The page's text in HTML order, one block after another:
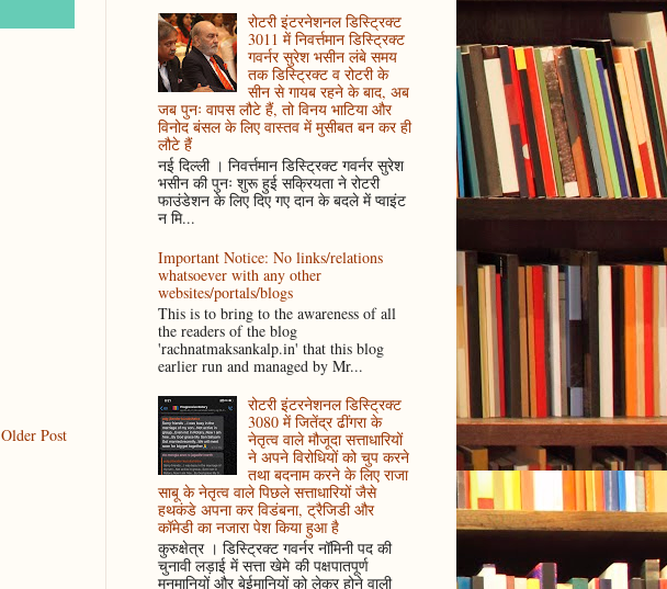
Older Post
रोटरी इंटरनेशनल डिस्ट्रिक्ट
3011 में निवर्त्तमान डिस्ट्रिक्ट
गवर्नर सुरेश भसीन लंबे समय
तक डिस्ट्रिक्ट व रोटरी के
सीन से गायब रहने के बाद, अब
जब पुनः वापस लौटे हैं, तो विनय भाटिया और
विनोद बंसल के लिए वास्तव में मुसीबत बन कर ही
लौटे हैं
नई दिल्ली । निवर्त्तमान डिस्ट्रिक्ट गवर्नर सुरेश
भसीन की पुनः शुरू हुई सक्रियता ने रोटरी
फाउंडेशन के लिए दिए गए दान के बदले में प्वाइंट
न मि...
Important Notice: No links/relations
whatsoever with any other
websites/portals/blogs
This is to bring to the awareness of all
the readers of the blog
'rachnatmaksankalp.in' that this blog
earlier run and managed by Mr...
रोटरी इंटरनेशनल डिस्ट्रिक्ट
3080 में जितेंद्र ढींगरा के
नेतृत्व वाले मौजूदा सत्ताधारियों
ने अपने विरोधियों को चुप करने
तथा बदनाम करने के लिए राजा
साबू के नेतृत्व वाले पिछले सत्ताधारियों जैसे
हथकंडे अपना कर विडंबना, ट्रैजिडी और
कॉमेडी का नजारा पेश किया हुआ है
कुरुक्षेत्र । डिस्ट्रिक्ट गवर्नर नॉमिनी पद की
चुनावी लड़ाई में सत्ता खेमे की पक्षपातपूर्ण
मनमानियों और बेईमानियों को लेकर होने वाली